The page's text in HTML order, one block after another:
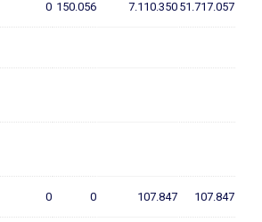
0 150.056 7.110.350 51.717.057
0 0 107.847 107.847